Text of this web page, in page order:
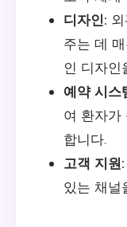
디자인:
주는 데
인 디자인
예약 시스
여 환자가
합니다.
고객 지원:
있는 채널